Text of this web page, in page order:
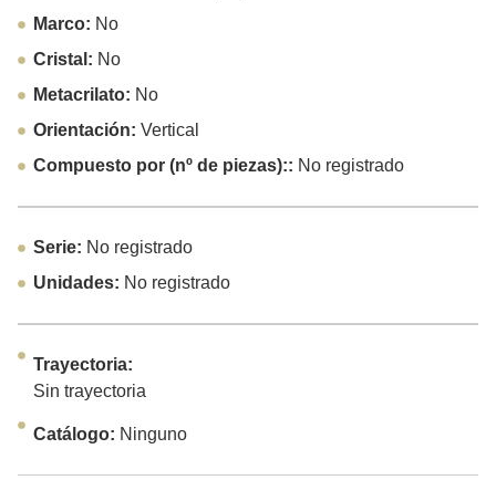
Marco: No
Cristal: No
Metacrilato: No
Orientación: Vertical
Compuesto por (nº de piezas):: No registrado
Serie: No registrado
Unidades: No registrado
Trayectoria:
Sin trayectoria
Catálogo: Ninguno